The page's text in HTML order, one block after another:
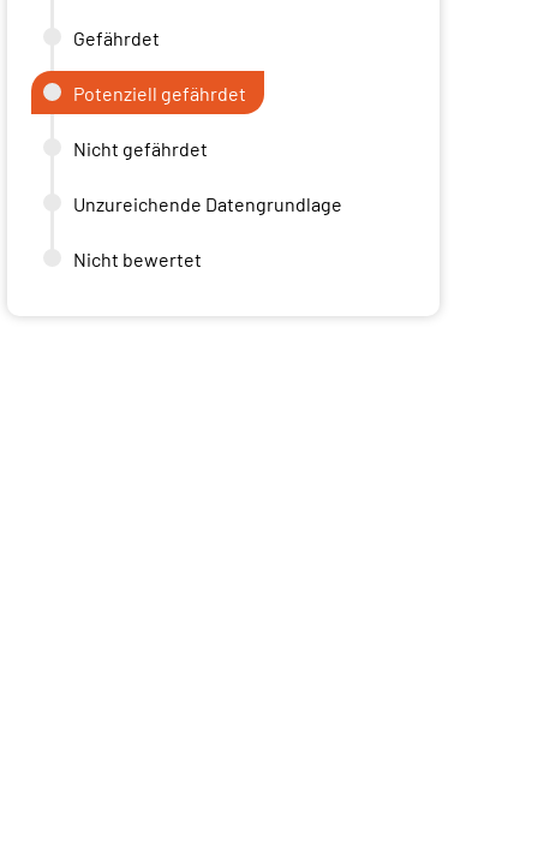
Gefährdet
Potenziell gefährdet
Nicht gefährdet
Unzureichende Datengrundlage
Nicht bewertet